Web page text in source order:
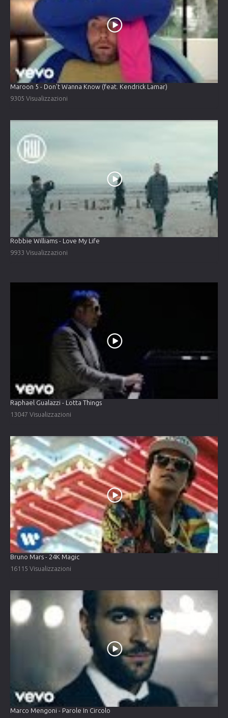
Maroon 5 - Don't Wanna Know (feat. Kendrick Lamar)
9305 Visualizzazioni
Robbie Williams - Love My Life
9933 Visualizzazioni
Raphael Gualazzi - Lotta Things
13047 Visualizzazioni
Bruno Mars - 24K Magic
16115 Visualizzazioni
Marco Mengoni - Parole In Circolo